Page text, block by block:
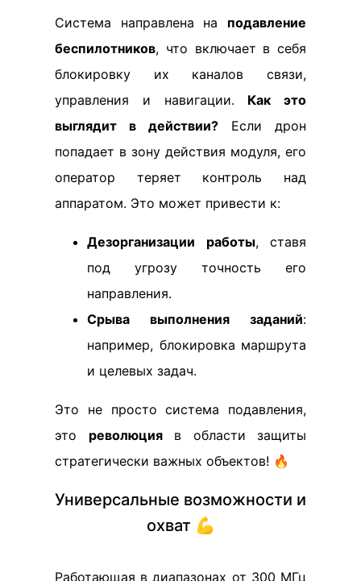
Система направлена на подавление
беспилотников, что включает в себя
блокировку их каналов связи,
управления и навигации. Как это
выглядит в действии? Если дрон
попадает в зону действия модуля, его
оператор теряет контроль над
аппаратом. Это может привести к:
Дезорганизации работы, ставя
под угрозу точность его
направления.
Срыва выполнения заданий:
например, блокировка маршрута
и целевых задач.
Это не просто система подавления,
это революцияв области защиты
стратегически важных объектов! 🔥
Универсальные возможности и
охват 💪
Работающая в диапазонах от 300 МГц